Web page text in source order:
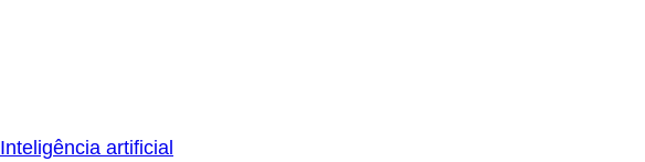
Inteligência artificial